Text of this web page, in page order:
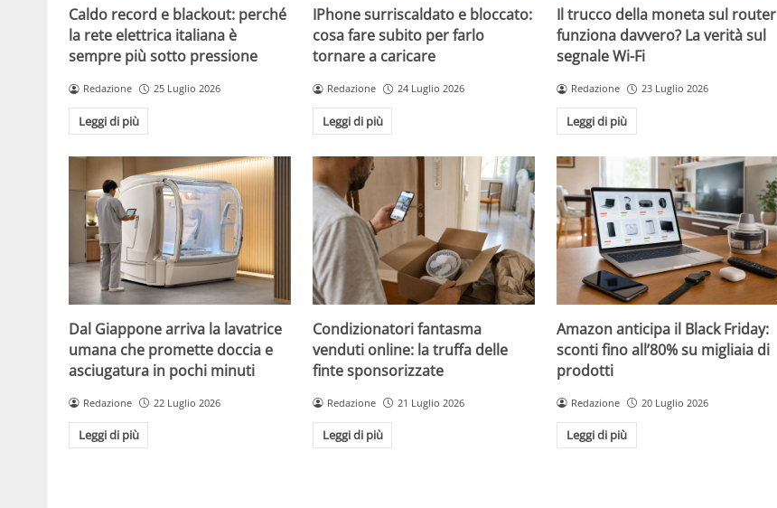
Caldo record e blackout: perché
la rete elettrica italiana è
sempre più sotto pressione
Redazione 25 Luglio 2026
Leggi di più
IPhone surriscaldato e bloccato:
cosa fare subito per farlo
tornare a caricare
Redazione 24 Luglio 2026
Leggi di più
Il trucco della moneta sul router
funziona davvero? La verità sul
segnale Wi-Fi
Redazione 23 Luglio 2026
Leggi di più
Dal Giappone arriva la lavatrice
umana che promette doccia e
asciugatura in pochi minuti
Redazione 22 Luglio 2026
Leggi di più
Condizionatori fantasma
venduti online: la truffa delle
finte sponsorizzate
Redazione 21 Luglio 2026
Leggi di più
Amazon anticipa il Black Friday:
sconti fino all’80% su migliaia di
prodotti
Redazione 20 Luglio 2026
Leggi di più